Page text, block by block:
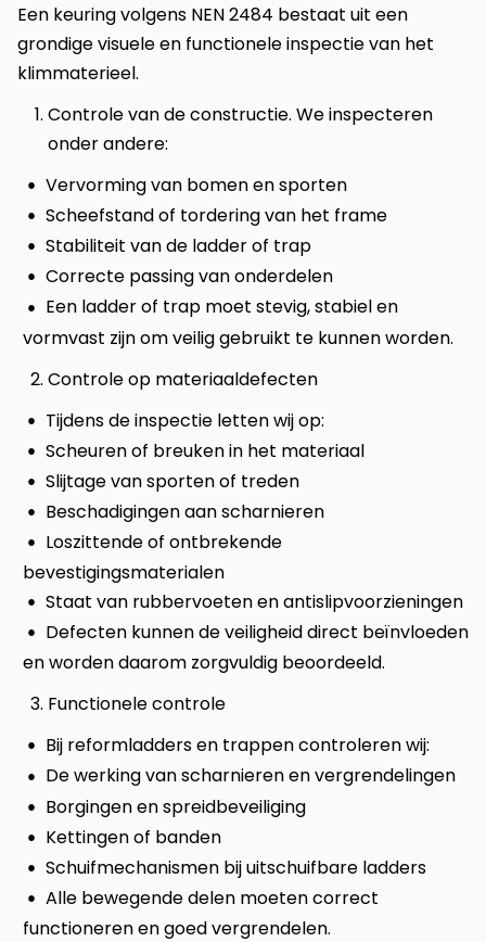
Een keuring volgens NEN 2484 bestaat uit een
grondige visuele en functionele inspectie van het
klimmaterieel.
Controle van de constructie. We inspecteren
onder andere:
Vervorming van bomen en sporten
Scheefstand of tordering van het frame
Stabiliteit van de ladder of trap
Correcte passing van onderdelen
Een ladder of trap moet stevig, stabiel en
vormvast zijn om veilig gebruikt te kunnen worden.
Controle op materiaaldefecten
Tijdens de inspectie letten wij op:
Scheuren of breuken in het materiaal
Slijtage van sporten of treden
Beschadigingen aan scharnieren
Loszittende of ontbrekende
bevestigingsmaterialen
Staat van rubbervoeten en antislipvoorzieningen
Defecten kunnen de veiligheid direct beïnvloeden
en worden daarom zorgvuldig beoordeeld.
Functionele controle
Bij reformladders en trappen controleren wij:
De werking van scharnieren en vergrendelingen
Borgingen en spreidbeveiliging
Kettingen of banden
Schuifmechanismen bij uitschuifbare ladders
Alle bewegende delen moeten correct
functioneren en goed vergrendelen.